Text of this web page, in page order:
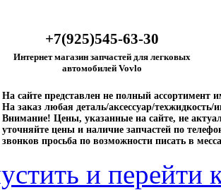
+7(925)545-63-30
Интернет магазин запчастей для легковых
автомобилей Vovlo
На сайте представлен не полный ассортимент
На заказ любая деталь/аксессуар/техжидкость/
Внимание! Цены, указанные на сайте, не
уточняйте цены и наличие запчастей по
звонков просьба по возможности писать в
и перейти